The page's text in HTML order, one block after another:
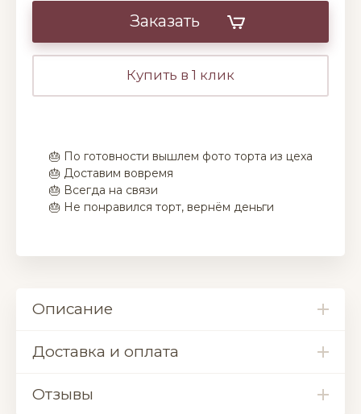
Заказать
Купить в 1 клик
🎂 По готовности вышлем фото торта из цеха
🎂 Доставим вовремя
🎂 Всегда на связи
🎂 Не понравился торт, вернём деньги
Описание
Доставка и оплата
Отзывы